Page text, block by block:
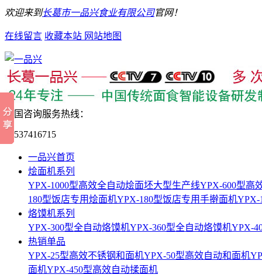
欢迎来到长葛市一品兴食业有限公司官网！
在线留言 收藏本站 网站地图
全国咨询服务热线：
15537416715
一品兴首页
烩面机系列
YPX-1000型高效全自动烩面坯大型生产线YPX-600型高
180型饭店专用烩面机YPX-180型饭店专用手擀面机YPX-
烙馍机系列
YPX-300型全自动烙馍机YPX-360型全自动烙馍机YPX-
热销单品
YPX-25型高效不锈钢和面机YPX-50型高效自动和面机
面机YPX-450型高效自动揉面机